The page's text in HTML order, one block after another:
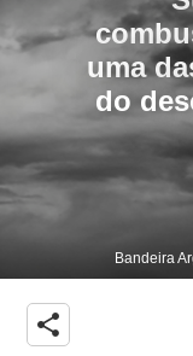
uma
do
Bandeira
share